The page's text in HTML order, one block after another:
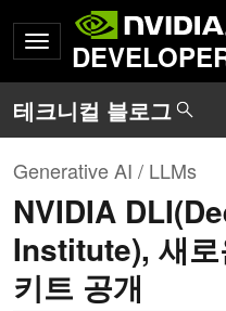
Generative AI / LLMs
NVIDIA
Institute), 새로
키트 공개